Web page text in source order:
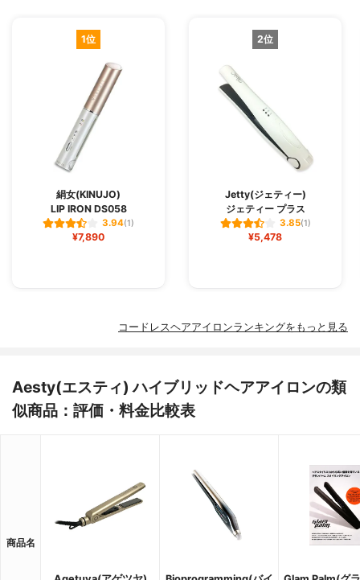
1位
絹女(KINUJO)
LIP IRON DS058
3.94(1)
¥7,890
2位
Jetty(ジェティー)
ジェティー プラス
3.85(1)
¥5,478
コードレスヘアアイロンランキングをもっと見る
Aesty(エスティ) ハイブリッドヘアアイロンの類
似商品：評価・料金比較表
商品名